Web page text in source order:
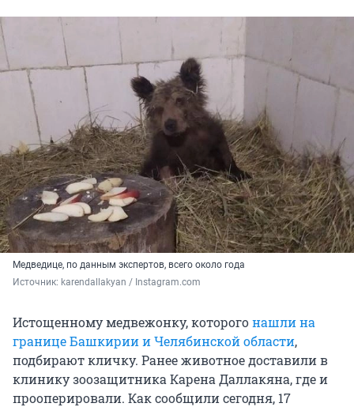
Медведице, по данным экспертов, всего около года
Источник: karendallakyan / Instagram.com
Истощенному медвежонку, которогонашли на
границе Башкирии и Челябинской области,
подбирают кличку. Ранее животное доставили в
клинику зоозащитника Карена Даллакяна, где и
прооперировали. Как сообщили сегодня, 17